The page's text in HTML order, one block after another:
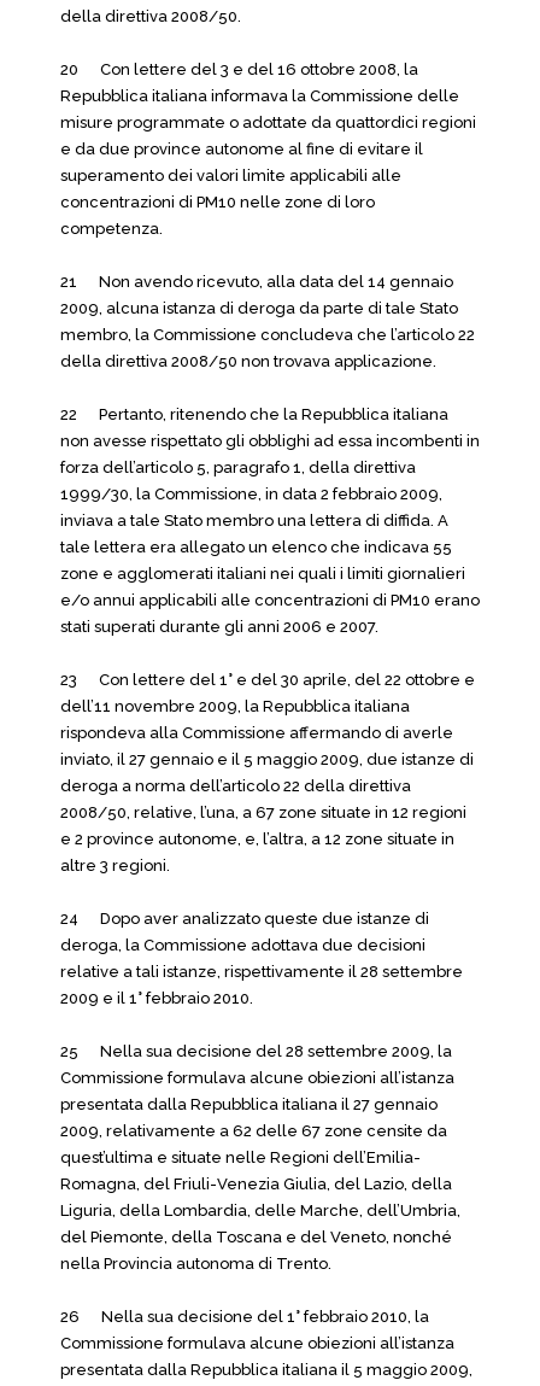
della direttiva 2008/50.
20 Con lettere del 3 e del 16 ottobre 2008, la
Repubblica italiana informava la Commissione delle
misure programmate o adottate da quattordici regioni
e da due province autonome al fine di evitare il
superamento dei valori limite applicabili alle
concentrazioni di PM10 nelle zone di loro
competenza.
21 Non avendo ricevuto, alla data del 14 gennaio
2009, alcuna istanza di deroga da parte di tale Stato
membro, la Commissione concludeva che l’articolo 22
della direttiva 2008/50 non trovava applicazione.
22 Pertanto, ritenendo che la Repubblica italiana
non avesse rispettato gli obblighi ad essa incombenti in
forza dell’articolo 5, paragrafo 1, della direttiva
1999/30, la Commissione, in data 2 febbraio 2009,
inviava a tale Stato membro una lettera di diffida. A
tale lettera era allegato un elenco che indicava 55
zone e agglomerati italiani nei quali i limiti giornalieri
e/o annui applicabili alle concentrazioni di PM10 erano
stati superati durante gli anni 2006 e 2007.
23 Con lettere del 1° e del 30 aprile, del 22 ottobre e
dell’11 novembre 2009, la Repubblica italiana
rispondeva alla Commissione affermando di averle
inviato, il 27 gennaio e il 5 maggio 2009, due istanze di
deroga a norma dell’articolo 22 della direttiva
2008/50, relative, l’una, a 67 zone situate in 12 regioni
e 2 province autonome, e, l’altra, a 12 zone situate in
altre 3 regioni.
24 Dopo aver analizzato queste due istanze di
deroga, la Commissione adottava due decisioni
relative a tali istanze, rispettivamente il 28 settembre
2009 e il 1° febbraio 2010.
25 Nella sua decisione del 28 settembre 2009, la
Commissione formulava alcune obiezioni all’istanza
presentata dalla Repubblica italiana il 27 gennaio
2009, relativamente a 62 delle 67 zone censite da
quest’ultima e situate nelle Regioni dell’Emilia-
Romagna, del Friuli-Venezia Giulia, del Lazio, della
Liguria, della Lombardia, delle Marche, dell’Umbria,
del Piemonte, della Toscana e del Veneto, nonché
nella Provincia autonoma di Trento.
26 Nella sua decisione del 1° febbraio 2010, la
Commissione formulava alcune obiezioni all’istanza
presentata dalla Repubblica italiana il 5 maggio 2009,